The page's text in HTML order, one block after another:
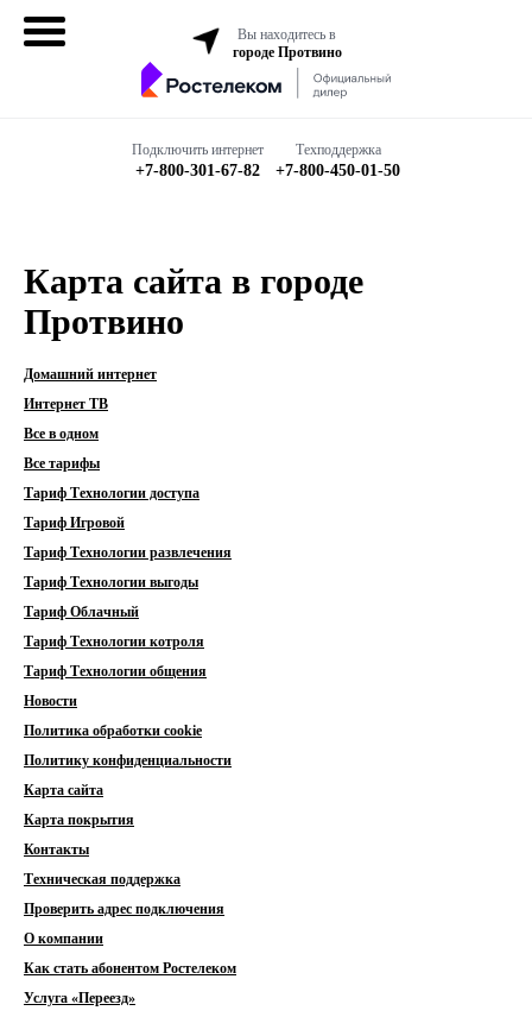
Вы находитесь в
городе Протвино
Подключить интернет
+7-800-301-67-82
Техподдержка
+7-800-450-01-50
Карта сайта в городе
Протвино
Домашний интернет
Интернет ТВ
Все в одном
Все тарифы
Тариф Технологии доступа
Тариф Игровой
Тариф Технологии развлечения
Тариф Технологии выгоды
Тариф Облачный
Тариф Технологии котроля
Тариф Технологии общения
Новости
Политика обработки cookie
Политику конфиденциальности
Карта сайта
Карта покрытия
Контакты
Техническая поддержка
Проверить адрес подключения
О компании
Как стать абонентом Ростелеком
Услуга «Переезд»